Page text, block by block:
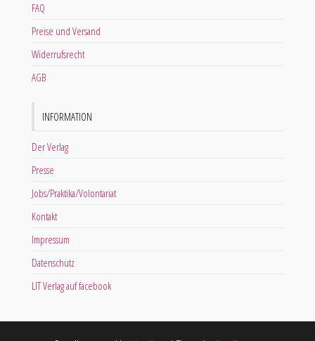
FAQ
Preise und Versand
Widerrufsrecht
AGB
INFORMATION
Der Verlag
Presse
Jobs/Praktika/Volontariat
Kontakt
Impressum
Datenschutz
LIT Verlag auf facebook